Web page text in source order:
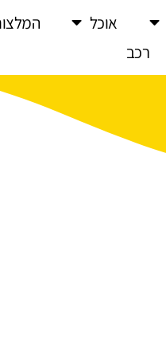
אוכל
רכב